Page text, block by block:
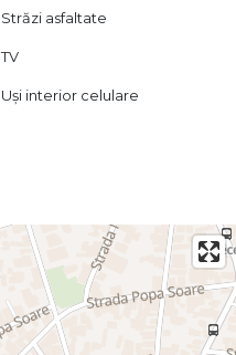
Străzi asfaltate
TV
Uși interior celulare